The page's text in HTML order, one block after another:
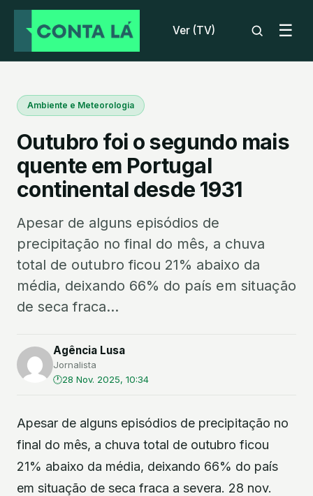
Ver (TV) ☰
Ambiente e Meteorologia
Outubro foi o segundo mais
quente em Portugal
continental desde 1931
Apesar de alguns episódios de
precipitação no final do mês, a chuva
total de outubro ficou 21% abaixo da
média, deixando 66% do país em situação
de seca fraca...
Agência Lusa
Jornalista
28 Nov. 2025, 10:34
Apesar de alguns episódios de precipitação no
final do mês, a chuva total de outubro ficou
21% abaixo da média, deixando 66% do país
em situação de seca fraca a severa. 28 nov.